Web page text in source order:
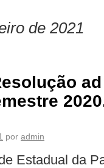
de 2021
por admin
Estadual da